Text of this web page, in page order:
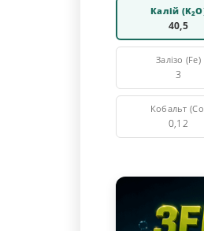
Калій (K2
40,5
Залізо (Fe)
3
Кобальт
0,12